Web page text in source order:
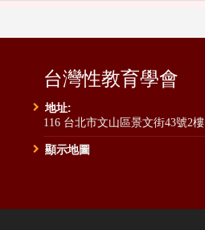
台灣性教育學會
地址:
116 台北市文山區景文街43號2樓
顯示地圖